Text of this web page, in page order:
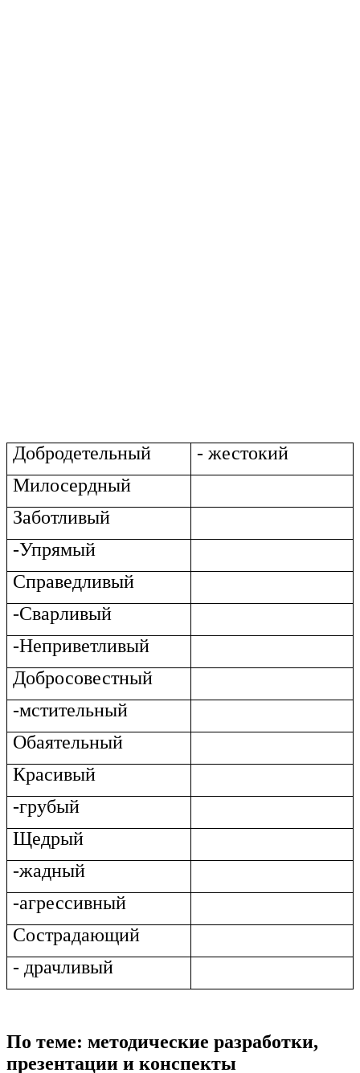
Добродетельный
- жестокий
Милосердный
Заботливый
-Упрямый
Справедливый
-Сварливый
-Неприветливый
Добросовестный
-мстительный
Обаятельный
Красивый
-грубый
Щедрый
-жадный
-агрессивный
Сострадающий
- драчливый
По теме: методические разработки,
презентации и конспекты